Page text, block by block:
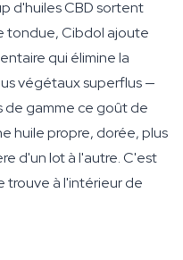
d'huiles CBD sortent
tondue, Cibdol ajoute
qui élimine la
végétaux superflus —
de gamme ce goût de
huile propre, dorée, plus
d'un lot à l'autre. C'est
trouve à l'intérieur de